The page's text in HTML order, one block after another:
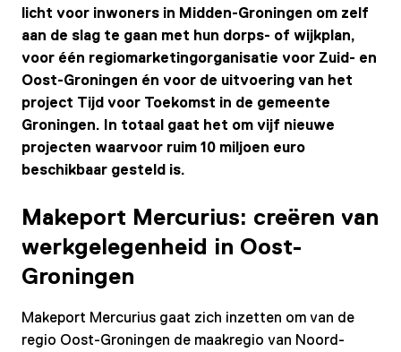
licht voor inwoners in Midden-Groningen om zelf
aan de slag te gaan met hun dorps- of wijkplan,
voor één regiomarketingorganisatie voor Zuid- en
Oost-Groningen én voor de uitvoering van het
project Tijd voor Toekomst in de gemeente
Groningen. In totaal gaat het om vijf nieuwe
projecten waarvoor ruim 10 miljoen euro
beschikbaar gesteld is.
Makeport Mercurius: creëren van
werkgelegenheid in Oost-
Groningen
Makeport Mercurius gaat zich inzetten om van de
regio Oost-Groningen de maakregio van Noord-